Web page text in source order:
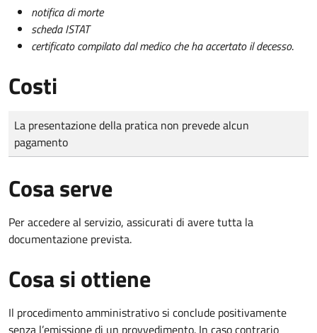
notifica di morte
scheda ISTAT
certificato compilato dal medico che ha accertato il decesso.
Costi
Tipo di pagamento
Importo
La presentazione della pratica non prevede alcun
pagamento
Cosa serve
Per accedere al servizio, assicurati di avere tutta la
documentazione prevista.
Cosa si ottiene
Il procedimento amministrativo si conclude positivamente
senza l’emissione di un provvedimento. In caso contrario